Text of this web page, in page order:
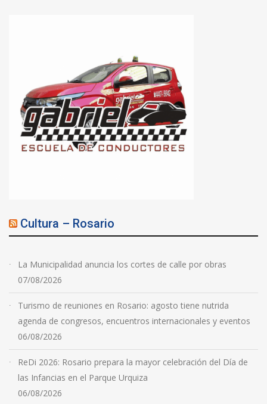
Cultura – Rosario
La Municipalidad anuncia los cortes de calle por obras
07/08/2026
Turismo de reuniones en Rosario: agosto tiene nutrida
agenda de congresos, encuentros internacionales y eventos
06/08/2026
ReDi 2026: Rosario prepara la mayor celebración del Día de
las Infancias en el Parque Urquiza
06/08/2026